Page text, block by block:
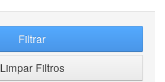
Filtrar
Limpar Filtros